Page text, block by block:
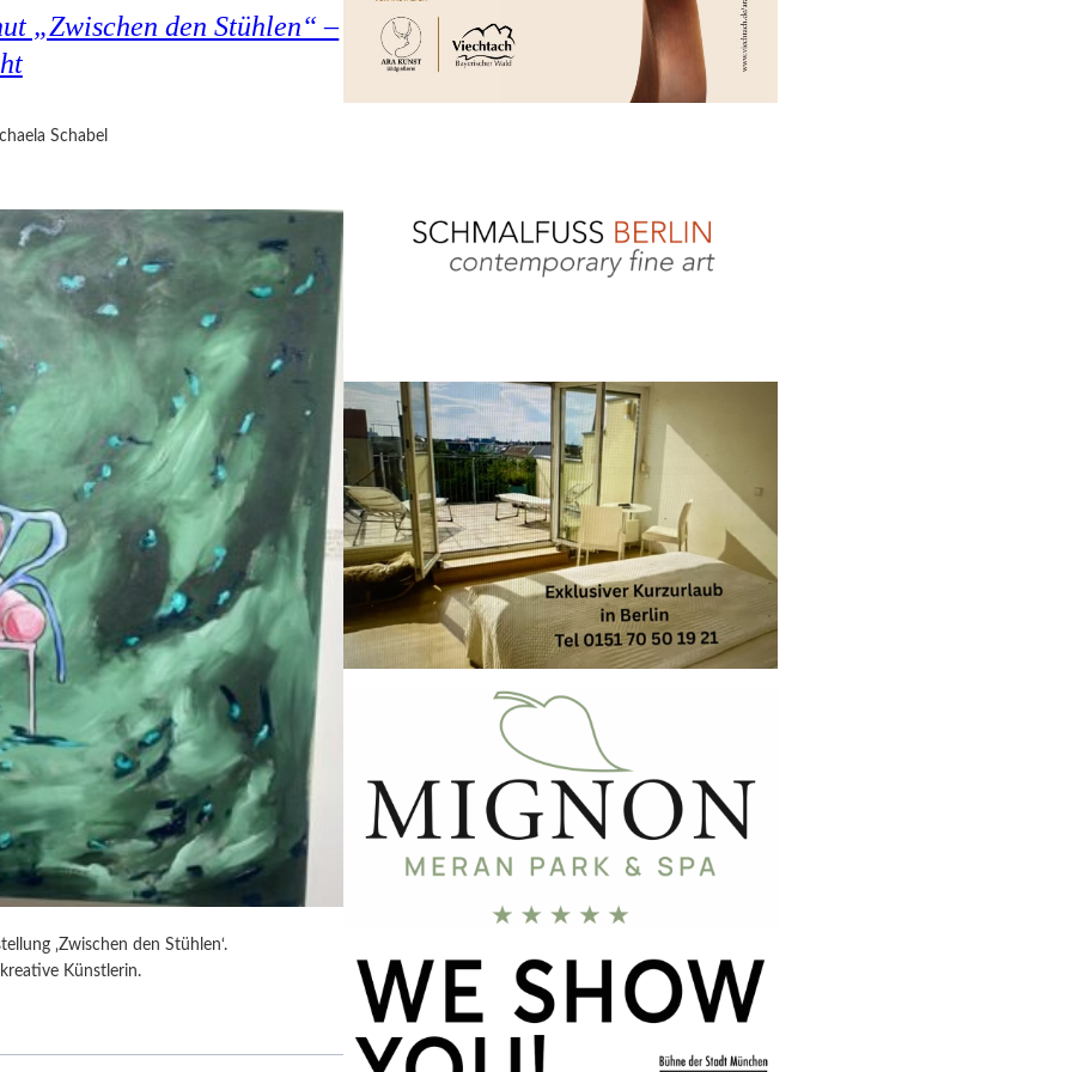
„Zwischen den Stühlen“ –
Schabel
‚Zwischen den Stühlen‘.
Künstlerin.